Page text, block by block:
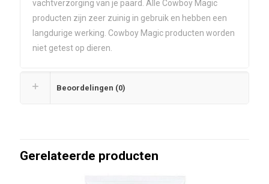
vachtverzorging van je paard. Alle Cowboy Magic
producten zijn zeer zuinig in gebruik en hebben een
langdurige werking. Cowboy Magic producten worden
niet getest op dieren.
Beoordelingen (0)
Gerelateerde producten